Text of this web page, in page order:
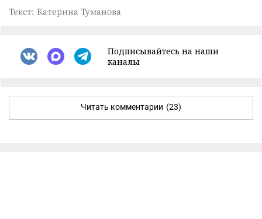
Текст: Катерина Туманова
Подписывайтесь на наши
каналы
Читать комментарии (23)